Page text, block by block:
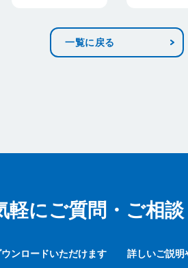
一覧に戻る
軽にご質問・ご相
軽にご質問・ご相
ンロードいただけます 詳しいご説明